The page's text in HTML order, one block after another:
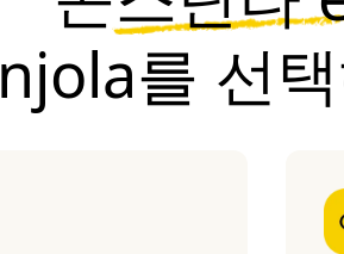
를 선